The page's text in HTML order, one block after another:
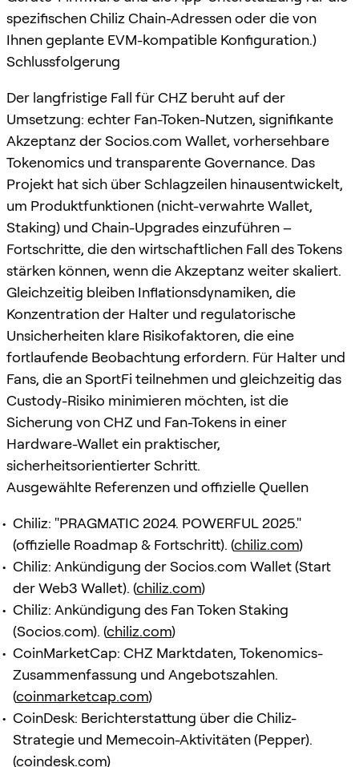
spezifischen Chiliz Chain-Adressen oder die von
Ihnen geplante EVM-kompatible Konfiguration.)
Schlussfolgerung
Der langfristige Fall für CHZ beruht auf der
Umsetzung: echter Fan-Token-Nutzen, signifikante
Akzeptanz der Socios.com Wallet, vorhersehbare
Tokenomics und transparente Governance. Das
Projekt hat sich über Schlagzeilen hinausentwickelt,
um Produktfunktionen (nicht-verwahrte Wallet,
Staking) und Chain-Upgrades einzuführen –
Fortschritte, die den wirtschaftlichen Fall des Tokens
stärken können, wenn die Akzeptanz weiter skaliert.
Gleichzeitig bleiben Inflationsdynamiken, die
Konzentration der Halter und regulatorische
Unsicherheiten klare Risikofaktoren, die eine
fortlaufende Beobachtung erfordern. Für Halter und
Fans, die an SportFi teilnehmen und gleichzeitig das
Custody-Risiko minimieren möchten, ist die
Sicherung von CHZ und Fan-Tokens in einer
Hardware-Wallet ein praktischer,
sicherheitsorientierter Schritt.
Ausgewählte Referenzen und offizielle Quellen
Chiliz: "PRAGMATIC 2024. POWERFUL 2025."
(offizielle Roadmap & Fortschritt). (chiliz.com)
Chiliz: Ankündigung der Socios.com Wallet (Start
der Web3 Wallet). (chiliz.com)
Chiliz: Ankündigung des Fan Token Staking
(Socios.com). (chiliz.com)
CoinMarketCap: CHZ Marktdaten, Tokenomics-
Zusammenfassung und Angebotszahlen.
(coinmarketcap.com)
CoinDesk: Berichterstattung über die Chiliz-
Strategie und Memecoin-Aktivitäten (Pepper).
(coindesk.com)